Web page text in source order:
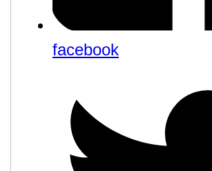
facebook